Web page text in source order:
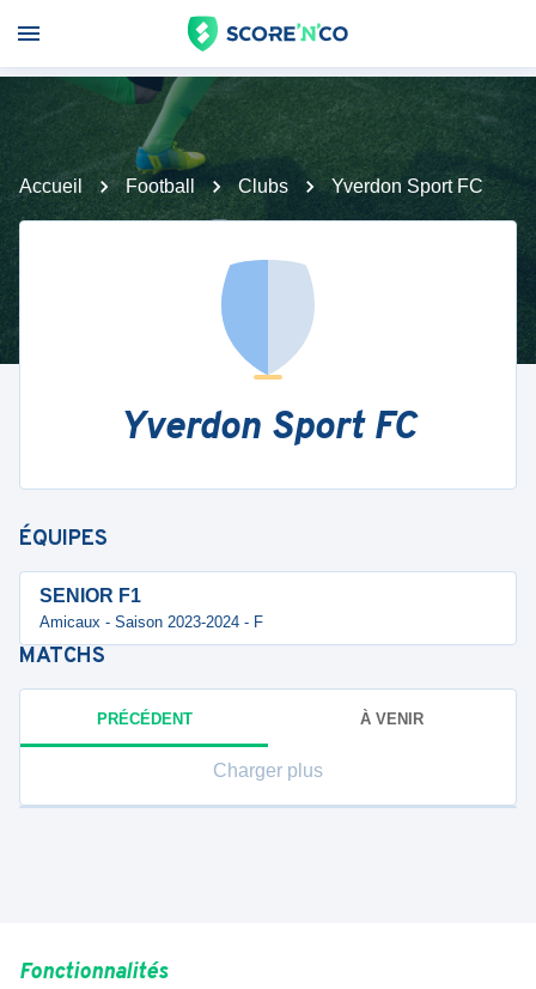
Accueil Football Clubs Yverdon Sport FC
Yverdon Sport FC
ÉQUIPES
SENIOR F1
Amicaux - Saison 2023-2024 - F
MATCHS
PRÉCÉDENT À VENIR
Charger plus
Fonctionnalités